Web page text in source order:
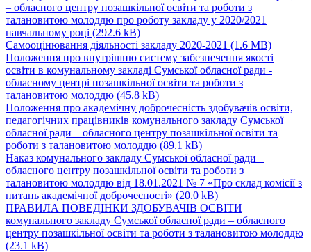
– обласного центру позашкільної освіти та роботи з
талановитою молоддю про роботу закладу у 2020/2021
навчальному році (292.6 kB)
Самооцінювання діяльності закладу 2020-2021 (1.6 MB)
Положення про внутрішню систему забезпечення якості
освіти в комунальному закладі Сумської обласної ради -
обласному центрі позашкільної освіти та роботи з
талановитою молоддю (45.8 kB)
Положення про академічну доброчесність здобувачів освіти,
педагогічних працівників комунального закладу Сумської
обласної ради – обласного центру позашкільної освіти та
роботи з талановитою молоддю (89.1 kB)
Наказ комунального закладу Сумської обласної ради –
обласного центру позашкільної освіти та роботи з
талановитою молоддю від 18.01.2021 № 7 «Про склад комісії з
питань академічної доброчесності» (20.0 kB)
ПРАВИЛА ПОВЕДІНКИ ЗДОБУВАЧІВ ОСВІТИ
комунального закладу Сумської обласної ради – обласного
центру позашкільної освіти та роботи з талановитою молоддю
(23.1 kB)